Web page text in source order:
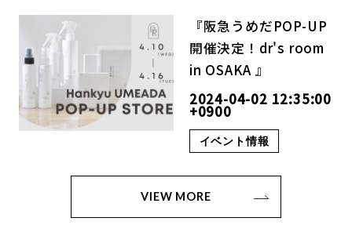
『阪急うめだPOP-UP
開催決定！dr's room
in OSAKA 』
2024-04-02 12:35:00
+0900
イベント情報
VIEW MORE